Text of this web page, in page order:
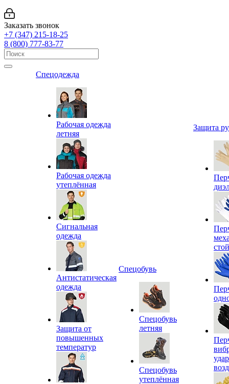
Заказать звонок
+7 (347) 215-18-25
8 (800) 777-83-77
Спецодежда
Рабочая одежда
летняя
Рабочая одежда
утеплённая
Сигнальная
одежда
Антистатическая
одежда
Защита от
повышенных
температур
Спецобувь
Спецобувь
летняя
Спецобувь
утеплённая
Защита